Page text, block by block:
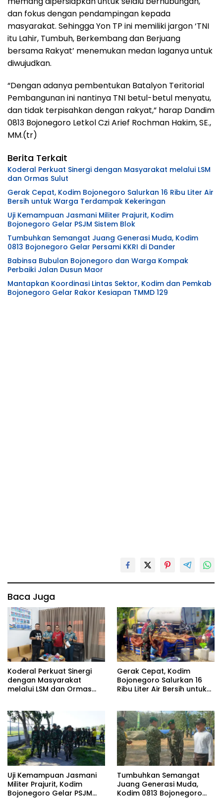
dan fokus dengan pendampingan kepada
masyarakat. Sehingga Yon TP ini memiliki jargon ‘TNI
itu Lahir, Tumbuh, Berkembang dan Berjuang
bersama Rakyat’ menemukan medan laganya untuk
diwujudkan.
“Dengan adanya pembentukan Batalyon Teritorial
Pembangunan ini nantinya TNI betul-betul menyatu,
dan tidak terpisahkan dengan rakyat,” harap Dandim
0813 Bojonegoro Letkol Czi Arief Rochman Hakim, SE.,
MM.(tr)
Berita Terkait
Koderal Perkuat Sinergi dengan Masyarakat melalui LSM
dan Ormas Sulut
Gerak Cepat, Kodim Bojonegoro Salurkan 16 Ribu Liter Air
Bersih untuk Warga Terdampak Kekeringan
Uji Kemampuan Jasmani Militer Prajurit, Kodim
Bojonegoro Gelar PSJM Sistem Blok
Tumbuhkan Semangat Juang Generasi Muda, Kodim
0813 Bojonegoro Gelar Persami KKRI di Dander
Babinsa Bubulan Bojonegoro dan Warga Kompak
Perbaiki Jalan Dusun Maor
Mantapkan Koordinasi Lintas Sektor, Kodim dan Pemkab
Bojonegoro Gelar Rakor Kesiapan TMMD 129
Baca Juga
Koderal Perkuat Sinergi
dengan Masyarakat
melalui LSM dan Ormas
Gerak Cepat, Kodim
Bojonegoro Salurkan 16
Ribu Liter Air Bersih untuk
Uji Kemampuan Jasmani
Militer Prajurit, Kodim
Bojonegoro Gelar PSJM
Tumbuhkan Semangat
Juang Generasi Muda,
Kodim 0813 Bojonegoro